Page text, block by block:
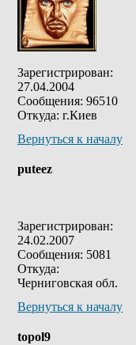
Зарегистрирован:
27.04.2004
Сообщения: 96510
Откуда: г.Киев
Вернуться к началу
puteez
Зарегистрирован:
24.02.2007
Сообщения: 5081
Откуда:
Черниговская обл.
Вернуться к началу
topol9